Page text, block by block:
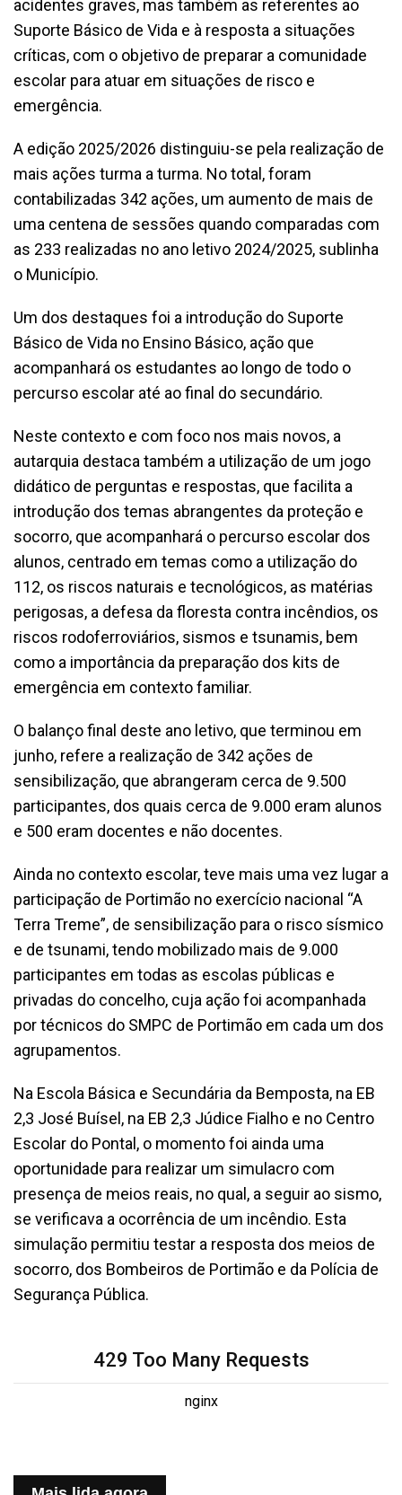
acidentes graves, mas também as referentes ao
Suporte Básico de Vida e à resposta a situações
críticas, com o objetivo de preparar a comunidade
escolar para atuar em situações de risco e
emergência.
A edição 2025/2026 distinguiu-se pela realização de
mais ações turma a turma. No total, foram
contabilizadas 342 ações, um aumento de mais de
uma centena de sessões quando comparadas com
as 233 realizadas no ano letivo 2024/2025, sublinha
o Município.
Um dos destaques foi a introdução do Suporte
Básico de Vida no Ensino Básico, ação que
acompanhará os estudantes ao longo de todo o
percurso escolar até ao final do secundário.
Neste contexto e com foco nos mais novos, a
autarquia destaca também a utilização de um jogo
didático de perguntas e respostas, que facilita a
introdução dos temas abrangentes da proteção e
socorro, que acompanhará o percurso escolar dos
alunos, centrado em temas como a utilização do
112, os riscos naturais e tecnológicos, as matérias
perigosas, a defesa da floresta contra incêndios, os
riscos rodoferroviários, sismos e tsunamis, bem
como a importância da preparação dos kits de
emergência em contexto familiar.
O balanço final deste ano letivo, que terminou em
junho, refere a realização de 342 ações de
sensibilização, que abrangeram cerca de 9.500
participantes, dos quais cerca de 9.000 eram alunos
e 500 eram docentes e não docentes.
Ainda no contexto escolar, teve mais uma vez lugar a
participação de Portimão no exercício nacional “A
Terra Treme”, de sensibilização para o risco sísmico
e de tsunami, tendo mobilizado mais de 9.000
participantes em todas as escolas públicas e
privadas do concelho, cuja ação foi acompanhada
por técnicos do SMPC de Portimão em cada um dos
agrupamentos.
Na Escola Básica e Secundária da Bemposta, na EB
2,3 José Buísel, na EB 2,3 Júdice Fialho e no Centro
Escolar do Pontal, o momento foi ainda uma
oportunidade para realizar um simulacro com
presença de meios reais, no qual, a seguir ao sismo,
se verificava a ocorrência de um incêndio. Esta
simulação permitiu testar a resposta dos meios de
socorro, dos Bombeiros de Portimão e da Polícia de
Segurança Pública.
429 Too Many Requests
nginx